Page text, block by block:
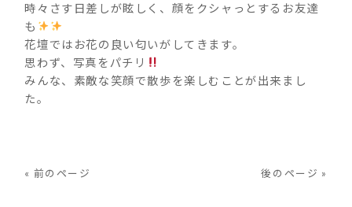
時々さす日差しが眩しく、顔をクシャっとするお友達
も
花壇ではお花の良い匂いがしてきます。
思わず、写真をパチリ
みんな、素敵な笑顔で散歩を楽しむことが出来まし
た。
« 前のページ 後のページ »